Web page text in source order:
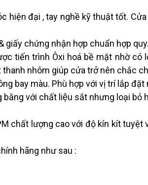
hiện đại , tay nghề kỹ thuật tốt. Cửa
giấy chứng nhận hợp chuẩn hợp quy.
tiến trình Ôxi hoá bề mặt nhờ có
nhôm giúp cửa trở nên chắc
bay màu. Phù hợp với vị trí lắp
với chất liệu sắt nhưng loại
chất lượng cao với độ kín kít
hãng như sau :